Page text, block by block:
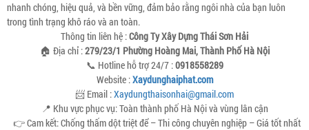
nhanh chóng, hiệu quả, và bền vững, đảm bảo rằng ngôi nhà của bạn luôn
trong tình trạng khô ráo và an toàn.
Thông tin liên hệ :Công Ty Xây Dựng Thái Sơn Hải
🏠 Địa chỉ :279/23/1 Phường Hoàng Mai, Thành Phố Hà Nội
📞 Hotline hỗ trợ 24/7 :0918558289
Website :Xaydunghaiphat.com
📨 Email :Xaydungthaisonhai@gmail.com
📍 Khu vực phục vụ: Toàn thành phố Hà Nội và vùng lân cận
👉 Cam kết: Chống thấm dột triệt để – Thi công chuyên nghiệp – Giá tốt nhất